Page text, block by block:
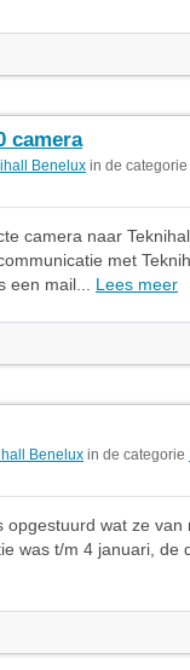
camera
Benelux in de categorie
camera naar
met
een mail... Lees meer
Benelux in de categorie
wat ze van
was t/m 4 januari, de